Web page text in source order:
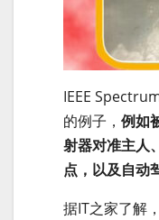
IEEE
的例子， 例如
射器对准主人
点，以及自动
据IT之家了解